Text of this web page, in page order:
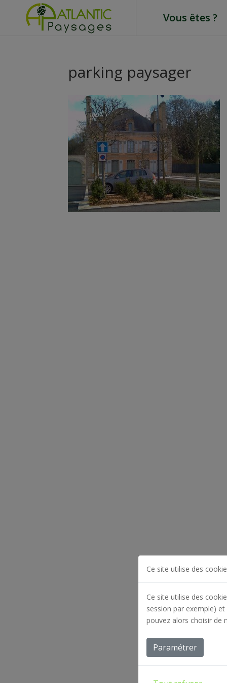
Vous êtes ?
parking paysager
Ce site utilise des
Ce site utilise des
session par exemple)
pouvez alors choisir de
Paramétrer